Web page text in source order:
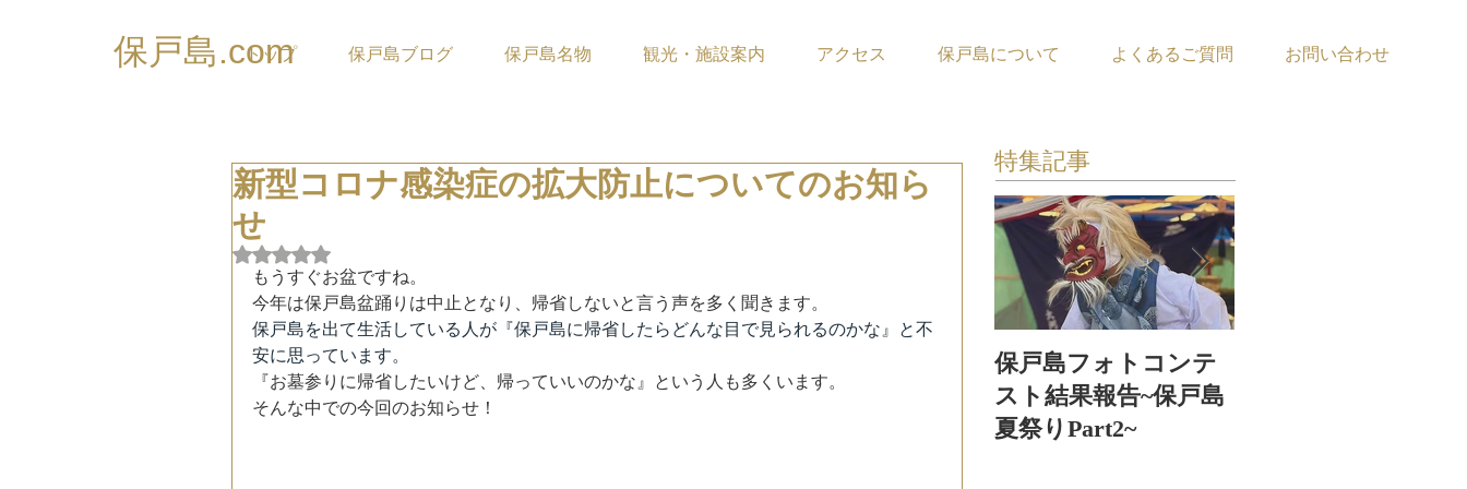
保戸島.com
トップ 保戸島ブログ 保戸島名物 観光・施設案内 アクセス 保戸島について よくあるご質問 お問い合わせ
新型コロナ感染症の拡大防止についてのお知ら
せ
5つ星のうちNaNと評価されています。
もうすぐお盆ですね。
今年は保戸島盆踊りは中止となり、帰省しないと言う声を多く聞きます。
保戸島を出て生活している人が『保戸島に帰省したらどんな目で見られるのかな』と不
安に思っています。
『お墓参りに帰省したいけど、帰っていいのかな』という人も多くいます。
そんな中での今回のお知らせ！
特集記事
保戸島フォトコンテ
スト結果報告~保戸島
夏祭りPart2~